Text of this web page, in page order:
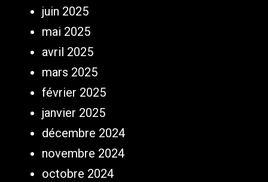
juin 2025
mai 2025
avril 2025
mars 2025
février 2025
janvier 2025
décembre 2024
novembre 2024
octobre 2024